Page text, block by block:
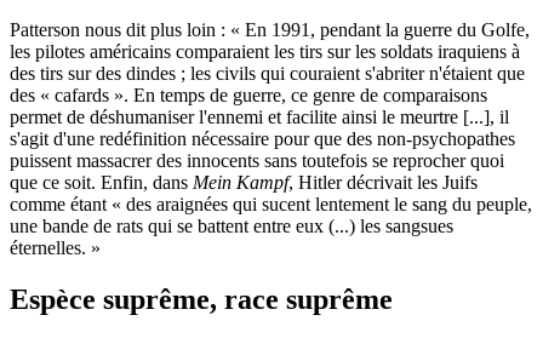
Patterson nous dit plus loin : « En 1991, pendant la guerre du Golfe,
les pilotes américains comparaient les tirs sur les soldats iraquiens à
des tirs sur des dindes ; les civils qui couraient s'abriter n'étaient que
des « cafards ». En temps de guerre, ce genre de comparaisons
permet de déshumaniser l'ennemi et facilite ainsi le meurtre [...], il
s'agit d'une redéfinition nécessaire pour que des non-psychopathes
puissent massacrer des innocents sans toutefois se reprocher quoi
que ce soit. Enfin, dans Mein Kampf, Hitler décrivait les Juifs
comme étant « des araignées qui sucent lentement le sang du peuple,
une bande de rats qui se battent entre eux (...) les sangsues
éternelles. »
Espèce suprême, race suprême